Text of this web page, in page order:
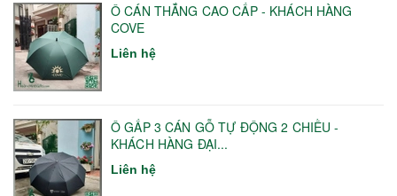
Ô CÁN THẲNG CAO CẤP - KHÁCH HÀNG
COVE
Liên hệ
Ô GẤP 3 CÁN GỖ TỰ ĐỘNG 2 CHIỀU -
KHÁCH HÀNG ĐẠI...
Liên hệ